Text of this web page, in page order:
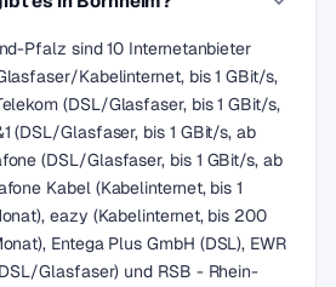
Pfalz sind 10 Internetanbieter
Kabelinternet, bis 1 GBit/s,
(DSL/Glasfaser, bis 1 GBit/s,
(DSL/Glasfaser, bis 1 GBit/s, ab
(DSL/Glasfaser, bis 1 GBit/s, ab
Kabel (Kabelinternet, bis 1
eazy (Kabelinternet, bis 200
Entega Plus GmbH (DSL), EWR
Glasfaser) und RSB - Rhein-